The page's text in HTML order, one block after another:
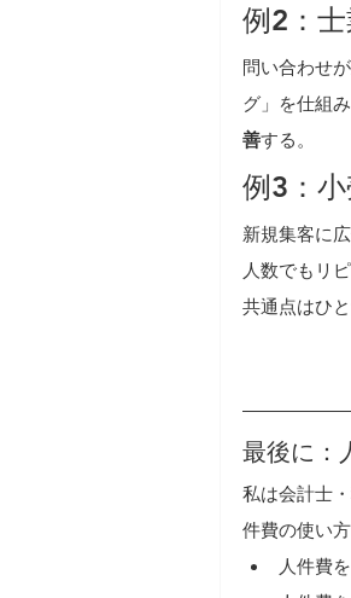
例2：
問い合わせ
グ」を仕組
善する。
例3：
新規集客に
人数でもリ
共通点はひ
最後に：
私は会計士
件費の使い方
人件費